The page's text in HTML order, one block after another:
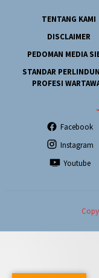
TENTANG KAMI
DISCLAIMER
PEDOMAN MEDIA
STANDAR
PROFESI
Facebook
Instagram
Youtube